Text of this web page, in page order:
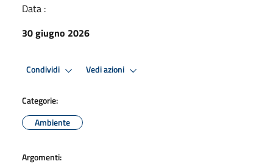
Data :
30 giugno 2026
Condividi Vedi azioni
Categorie:
Ambiente
Argomenti: